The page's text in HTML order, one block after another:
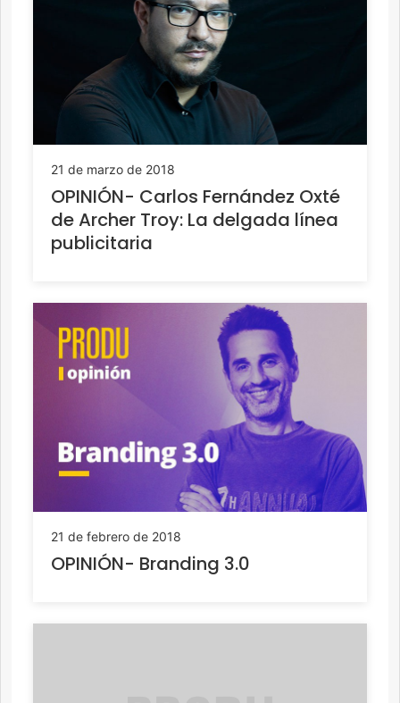
21 de marzo de 2018
OPINIÓN- Carlos Fernández Oxté
de Archer Troy: La delgada línea
publicitaria
21 de febrero de 2018
OPINIÓN- Branding 3.0